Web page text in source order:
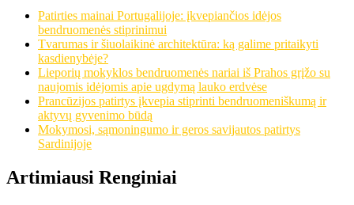
Patirties mainai Portugalijoje: įkvepiančios idėjos
bendruomenės stiprinimui
Tvarumas ir šiuolaikinė architektūra: ką galime pritaikyti
kasdienybėje?
Lieporių mokyklos bendruomenės nariai iš Prahos grįžo su
naujomis idėjomis apie ugdymą lauko erdvėse
Prancūzijos patirtys įkvepia stiprinti bendruomeniškumą ir
aktyvų gyvenimo būdą
Mokymosi, sąmoningumo ir geros savijautos patirtys
Sardinijoje
Artimiausi Renginiai